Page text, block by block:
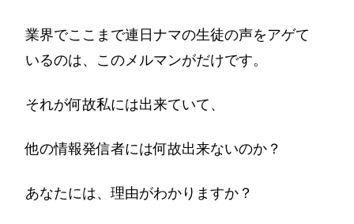
業界でここまで連日ナマの生徒の声をアゲて
いるのは、このメルマンがだけです。
それが何故私には出来ていて、
他の情報発信者には何故出来ないのか？
あなたには、理由がわかりますか？